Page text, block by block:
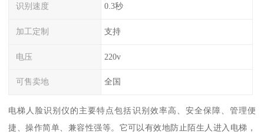
识别速度 0.3秒
加工定制 支持
电压 220v
可售卖地 全国
电梯人脸识别仪的主要特点包括识别效率高、安全保障、管理便
捷、操作简单、兼容性强等。它可以有效地防止陌生人进入电梯，